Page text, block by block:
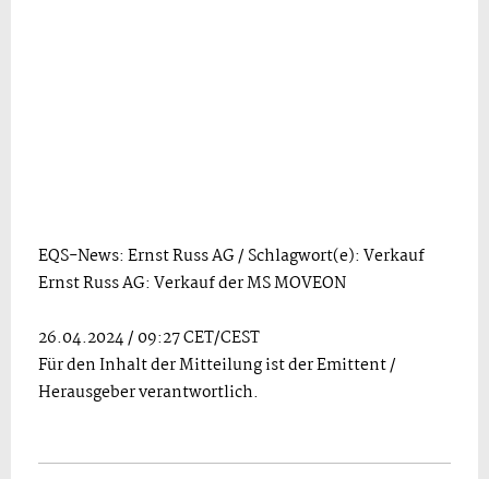
EQS-News: Ernst Russ AG / Schlagwort(e): Verkauf
Ernst Russ AG: Verkauf der MS MOVEON
26.04.2024 / 09:27 CET/CEST
Für den Inhalt der Mitteilung ist der Emittent /
Herausgeber verantwortlich.